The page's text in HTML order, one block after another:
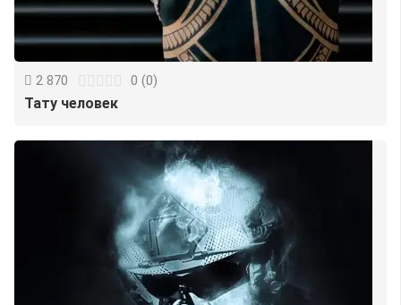
2 870 0 (0)
Тату человек